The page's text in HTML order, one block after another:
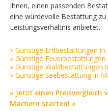
Ihnen, einen passenden
eine würdevolle Bestattung
Leistungsverhältnis anbietet.
» Günstige Erdbestattungen in
» Günstige Feuerbestattungen
» Günstige Waldbestattungen
» Günstige Seebestattung in
» Jetzt einen Preisvergleich
Machern starten! «